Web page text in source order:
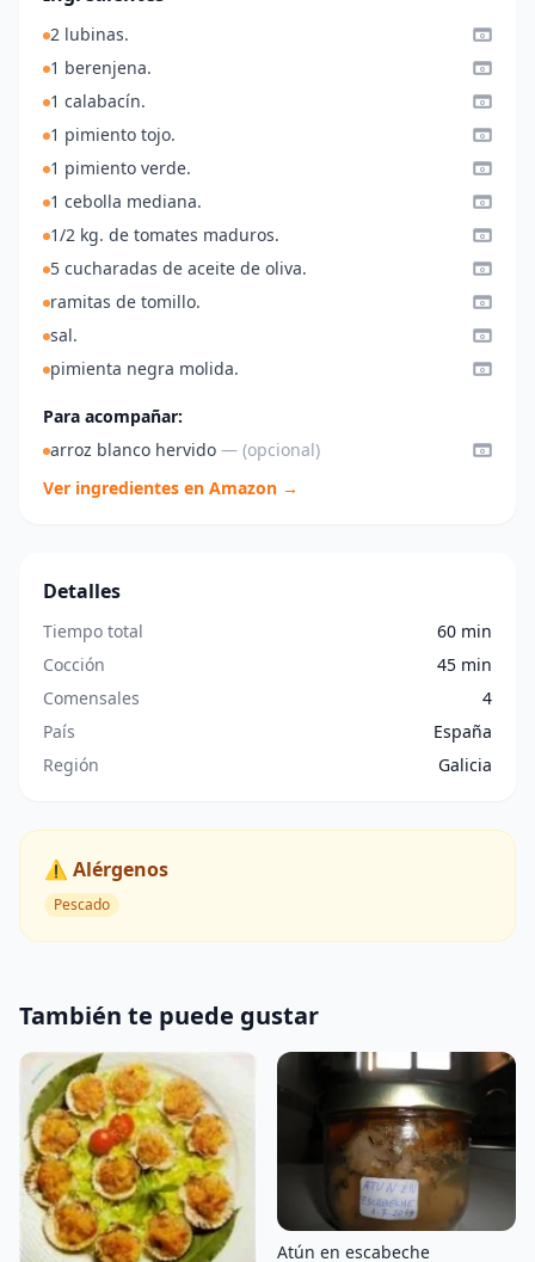
2 lubinas.
1 berenjena.
1 calabacín.
1 pimiento tojo.
1 pimiento verde.
1 cebolla mediana.
1/2 kg. de tomates maduros.
5 cucharadas de aceite de oliva.
ramitas de tomillo.
sal.
pimienta negra molida.
Para acompañar:
arroz blanco hervido — (opcional)
Ver ingredientes en Amazon →
Detalles
Tiempo total
60 min
Cocción
45 min
Comensales
4
País
España
Región
Galicia
⚠️ Alérgenos
Pescado
También te puede gustar
Atún en escabeche